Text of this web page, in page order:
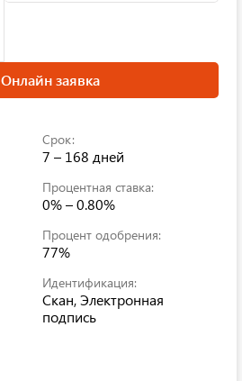
Онлайн заявка
Срок:
7 – 168 дней
Процентная ставка:
0% – 0.80%
Процент одобрения:
77%
Идентификация:
Скан, Электронная
подпись